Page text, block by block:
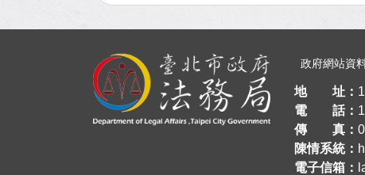
政府網站資
地 址
電 話
傳 真
陳情系統
電子信箱